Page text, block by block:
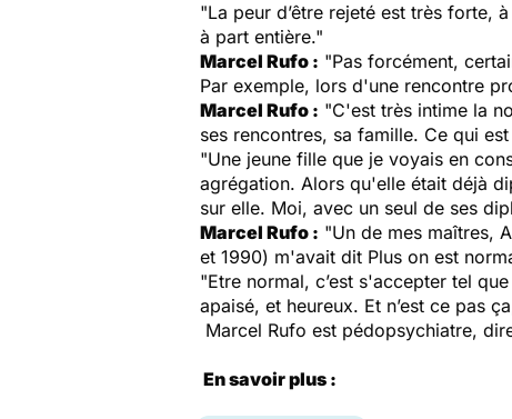
"La peur d’être rejeté est très forte,
à part entière."
Marcel Rufo : "Pas forcément,
Par exemple, lors d'une rencontre
Marcel Rufo : "C'est très intime la
ses rencontres, sa famille. Ce qui
"Une jeune fille que je voyais en
agrégation. Alors qu'elle était déjà
sur elle. Moi, avec un seul de ses
Marcel Rufo : "Un de mes maîtres,
et 1990) m'avait dit Plus on est
"Etre normal, c’est s'accepter tel
apaisé, et heureux. Et n’est ce pas
Marcel Rufo est pédopsychiatre,
En savoir plus :